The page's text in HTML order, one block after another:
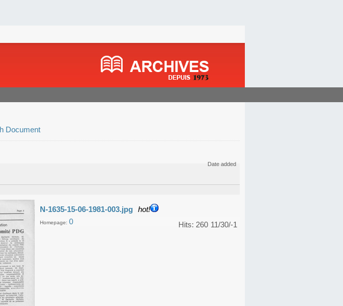
Document
Date added
N-1635-15-06-1981-003.jpg hot!
11/30/-1
Hits: 260
Homepage: 0